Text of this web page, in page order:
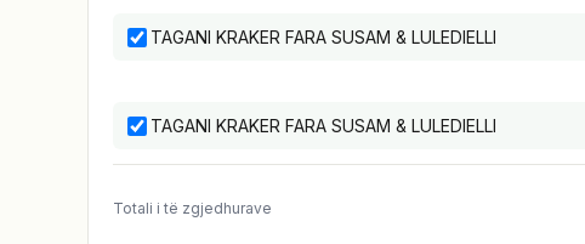
TAGANI KRAKER FARA SUSAM & LULEDIELLI
TAGANI KRAKER FARA SUSAM & LULEDIELLI
Totali i të zgjedhurave